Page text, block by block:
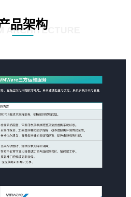
品架构
ARCHITECTURE